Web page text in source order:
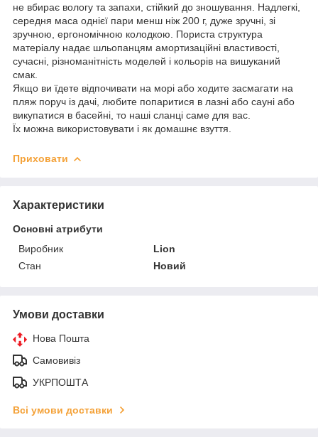
не вбирає вологу та запахи, стійкий до зношування. Надлегкі,
середня маса однієї пари менш ніж 200 г, дуже зручні, зі
зручною, ергономічною колодкою. Пориста структура
матеріалу надає шльопанцям амортизаційні властивості,
сучасні, різноманітність моделей і кольорів на вишуканий
смак.
Якщо ви їдете відпочивати на морі або ходите засмагати на
пляж поруч із дачі, любите попаритися в лазні або сауні або
викупатися в басейні, то наші сланці саме для вас.
Їх можна використовувати і як домашнє взуття.
Приховати
Характеристики
Основні атрибути
Виробник
Lion
Стан
Новий
Умови доставки
Нова Пошта
Самовивіз
УКРПОШТА
Всі умови доставки